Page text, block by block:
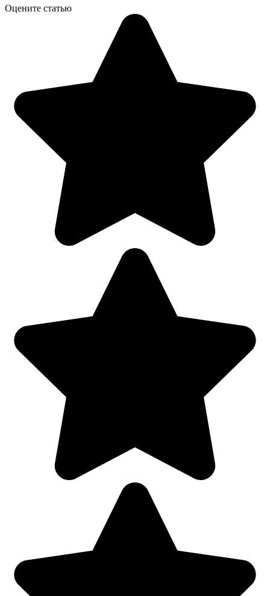
Оцените статью